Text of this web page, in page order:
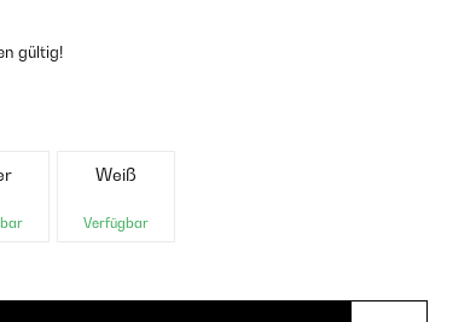
gültig!
Weiß
Verfügbar